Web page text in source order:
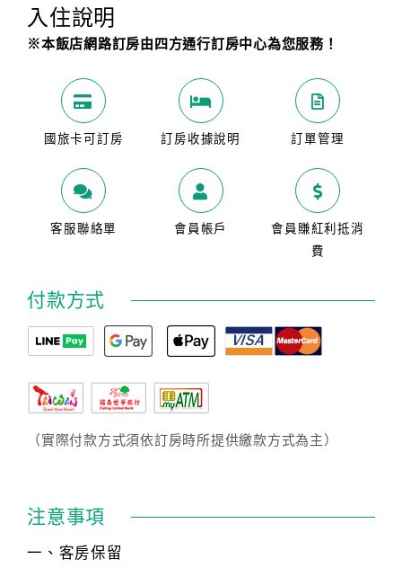
入住說明
※本飯店網路訂房由四方通行訂房中心為您服務！
國旅卡可訂房 訂房收據說明 訂單管理
客服聯絡單 會員帳戶
會員賺紅利抵消
費
付款方式
（實際付款方式須依訂房時所提供繳款方式為主）
注意事項
一、客房保留